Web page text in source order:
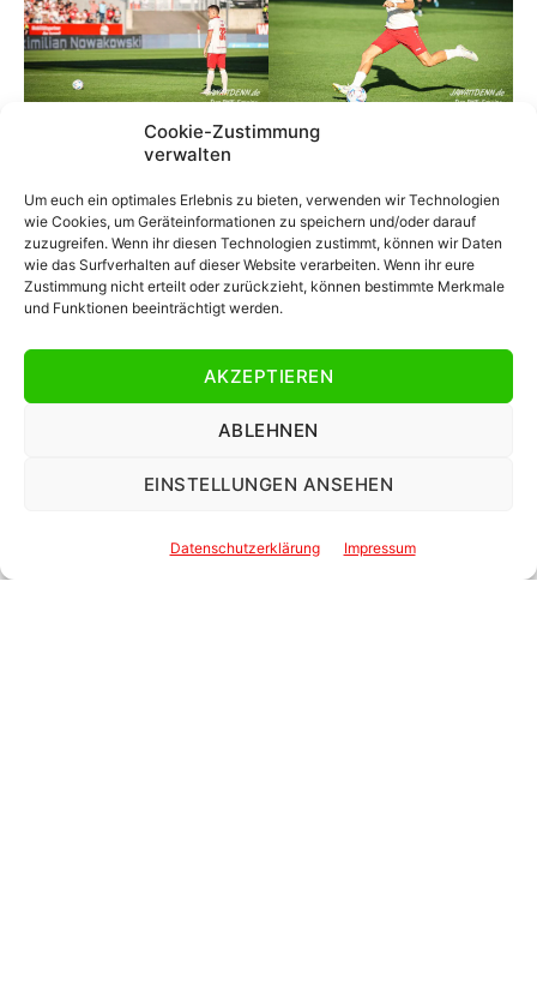
Cookie-Zustimmung
verwalten
Um euch ein optimales Erlebnis zu bieten, verwenden wir Technologien
wie Cookies, um Geräteinformationen zu speichern und/oder darauf
zuzugreifen. Wenn ihr diesen Technologien zustimmt, können wir Daten
wie das Surfverhalten auf dieser Website verarbeiten. Wenn ihr eure
Zustimmung nicht erteilt oder zurückzieht, können bestimmte Merkmale
und Funktionen beeinträchtigt werden.
AKZEPTIEREN
ABLEHNEN
EINSTELLUNGEN ANSEHEN
Datenschutzerklärung Impressum